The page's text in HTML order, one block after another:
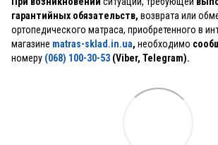
гарантийных обязательств, возврата или
ортопедического матраса, приобретенного в
магазине matras-sklad.in.ua, необходимо
номеру (068) 100-30-53 (Viber, Telegram).